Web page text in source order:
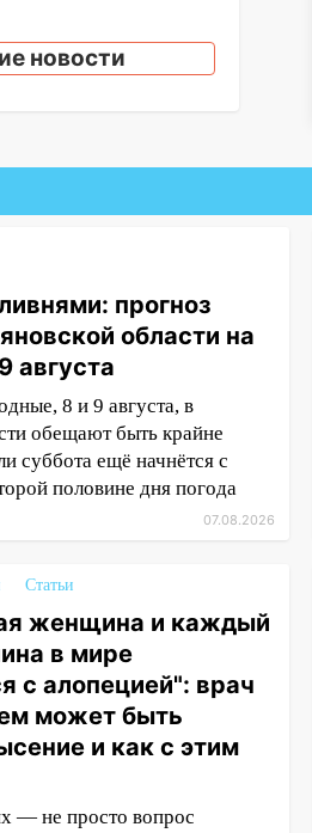
установили
для
мусора
бесплатно
«Волги» под
могут
за абонементы
фитнес-клуба
селах
привели
площадки
новости
прогноз
области на
августа
8 и 9 августа, в
обещают быть крайне
суббота ещё начнётся с
половине дня погода
07.08.2026
Статьи
женщина и каждый
в мире
с алопецией": врач
может быть
и как с этим
— не просто вопрос